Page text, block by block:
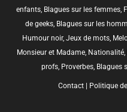
enfants, Blagues sur les femmes,
de geeks, Blagues sur les
Humour noir, Jeux de mots,
Monsieur et Madame, Nationalité,
profs, Proverbes, Blagues
Contact Politique